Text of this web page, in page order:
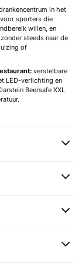
in het
sporters die
willen, en
steeds naar de
of
verstelbare
LED-verlichting en
Beersafe XXL